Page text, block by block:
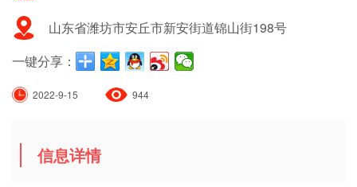
山东省潍坊市安丘市新安街道锦山街198号
一键分享：
2022-9-15 944
信息详情